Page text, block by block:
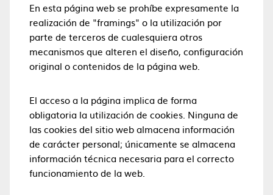
En esta página web se prohíbe expresamente la
realización de "framings" o la utilización por
parte de terceros de cualesquiera otros
mecanismos que alteren el diseño, configuración
original o contenidos de la página web.
El acceso a la página implica de forma
obligatoria la utilización de cookies. Ninguna de
las cookies del sitio web almacena información
de carácter personal; únicamente se almacena
información técnica necesaria para el correcto
funcionamiento de la web.